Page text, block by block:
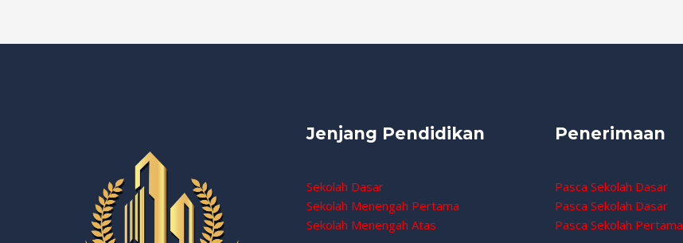
Jenjang Pendidikan
Sekolah Dasar
Sekolah Menengah Pertama
Sekolah Menengah Atas
Penerimaan
Pasca Sekolah Dasar
Pasca Sekolah Dasar
Pasca Sekolah Pertama